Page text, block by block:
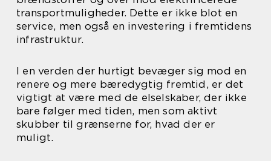
transportmuligheder. Dette er ikke blot en
service, men også en investering i fremtidens
infrastruktur.
I en verden der hurtigt bevæger sig mod en
renere og mere bæredygtig fremtid, er det
vigtigt at være med de elselskaber, der ikke
bare følger med tiden, men som aktivt
skubber til grænserne for, hvad der er
muligt.